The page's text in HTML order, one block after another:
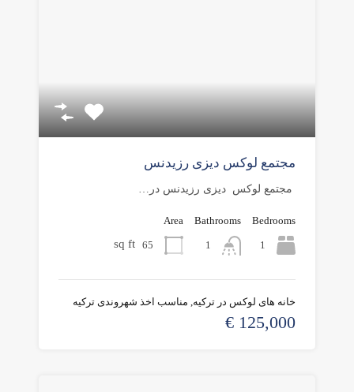
مجتمع لوکس دیزی رزیدنس
مجتمع لوکس دیزی رزیدنس در…
Bedrooms
1
Bathrooms
1
Area
65
sq ft
خانه های لوکس در ترکیه, مناسب اخذ شهروندی ترکیه
125,000 €